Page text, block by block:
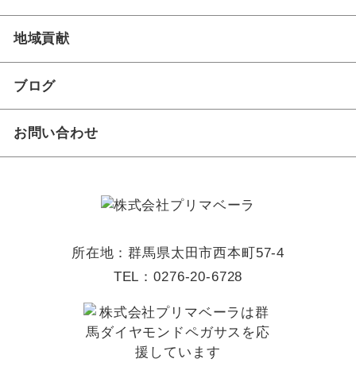
地域貢献
ブログ
お問い合わせ
所在地：群馬県太田市西本町57-4
TEL：0276-20-6728